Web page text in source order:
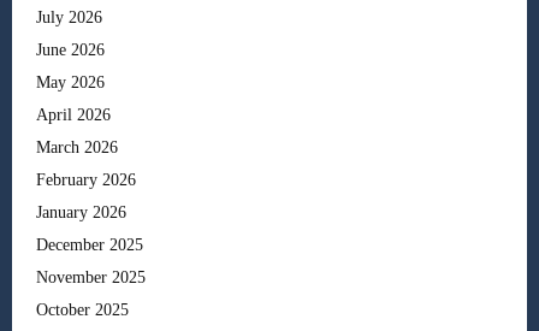
July 2026
June 2026
May 2026
April 2026
March 2026
February 2026
January 2026
December 2025
November 2025
October 2025